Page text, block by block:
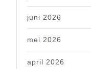
juni 2026
mei 2026
april 2026